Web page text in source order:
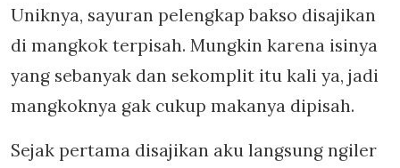
Uniknya, sayuran pelengkap bakso disajikan
di mangkok terpisah. Mungkin karena isinya
yang sebanyak dan sekomplit itu kali ya, jadi
mangkoknya gak cukup makanya dipisah.
Sejak pertama disajikan aku langsung ngiler